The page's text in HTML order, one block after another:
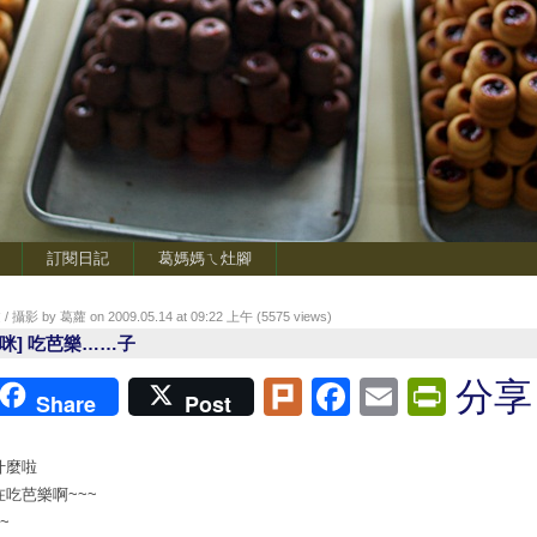
訂閱日記 葛媽媽ㄟ灶腳
/ 攝影 by 葛蘿 on 2009.05.14 at 09:22 上午 (5575 views)
] 吃芭樂……子
Share Post PlurkFacebook
Email分享
麼啦
吃芭樂啊~~~